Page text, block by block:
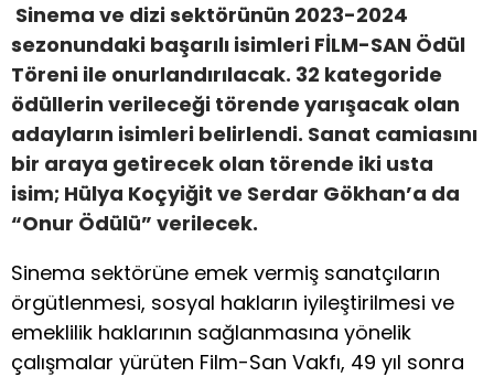
Sinema ve dizi sektörünün 2023-2024
sezonundaki başarılı isimleri FİLM-SAN Ödül
Töreni ile onurlandırılacak. 32 kategoride
ödüllerin verileceği törende yarışacak olan
adayların isimleri belirlendi. Sanat camiasını
bir araya getirecek olan törende iki usta
isim; Hülya Koçyiğit ve Serdar Gökhan’a da
“Onur Ödülü” verilecek.
Sinema sektörüne emek vermiş sanatçıların
örgütlenmesi, sosyal hakların iyileştirilmesi ve
emeklilik haklarının sağlanmasına yönelik
çalışmalar yürüten Film-San Vakfı, 49 yıl sonra